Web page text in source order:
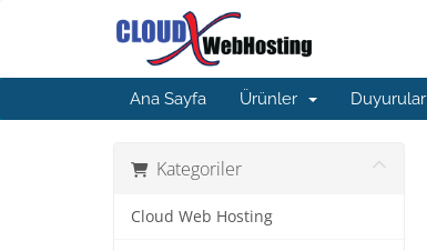
Ana Sayfa Ürünler Duyurular
Kategoriler
Cloud Web Hosting